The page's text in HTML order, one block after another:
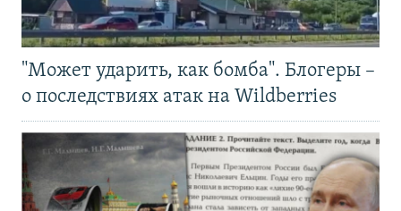
"Может ударить, как бомба". Блогеры –
о последствиях атак на Wildberries